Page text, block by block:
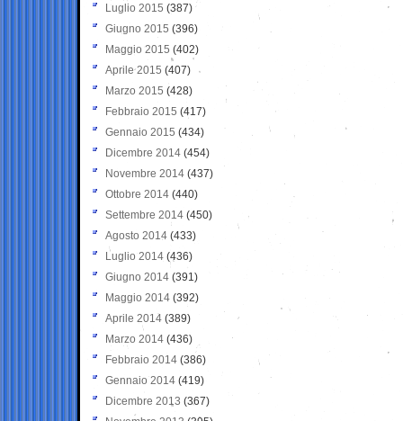
Luglio 2015 (387)
Giugno 2015 (396)
Maggio 2015 (402)
Aprile 2015 (407)
Marzo 2015 (428)
Febbraio 2015 (417)
Gennaio 2015 (434)
Dicembre 2014 (454)
Novembre 2014 (437)
Ottobre 2014 (440)
Settembre 2014 (450)
Agosto 2014 (433)
Luglio 2014 (436)
Giugno 2014 (391)
Maggio 2014 (392)
Aprile 2014 (389)
Marzo 2014 (436)
Febbraio 2014 (386)
Gennaio 2014 (419)
Dicembre 2013 (367)